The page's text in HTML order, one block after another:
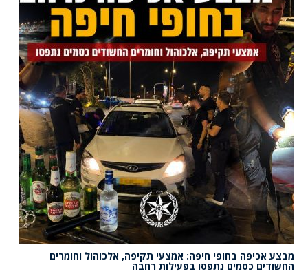
מבצע אכיפה בחופי חיפה: אמצעי תקיפה, אלכוהול וחומרים
החשודים כסמים נתפסו בפעילות רחבה